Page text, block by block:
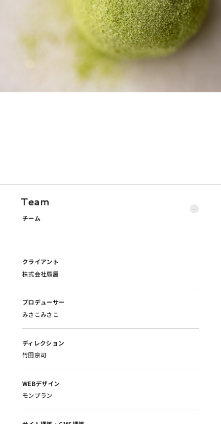
Team
チーム
クライアント
株式会社扇屋
プロデューサー
みさこみさこ
ディレクション
竹田京司
WEBデザイン
モンブラン